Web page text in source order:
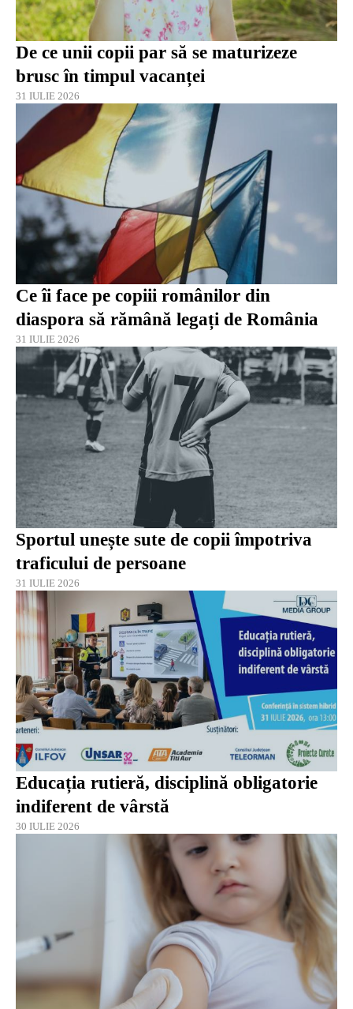
De ce unii copii par să se maturizeze
brusc în timpul vacanței
31 IULIE 2026
Ce îi face pe copiii românilor din
diaspora să rămână legați de România
31 IULIE 2026
Sportul unește sute de copii împotriva
traficului de persoane
31 IULIE 2026
Educația rutieră, disciplină obligatorie
indiferent de vârstă
30 IULIE 2026